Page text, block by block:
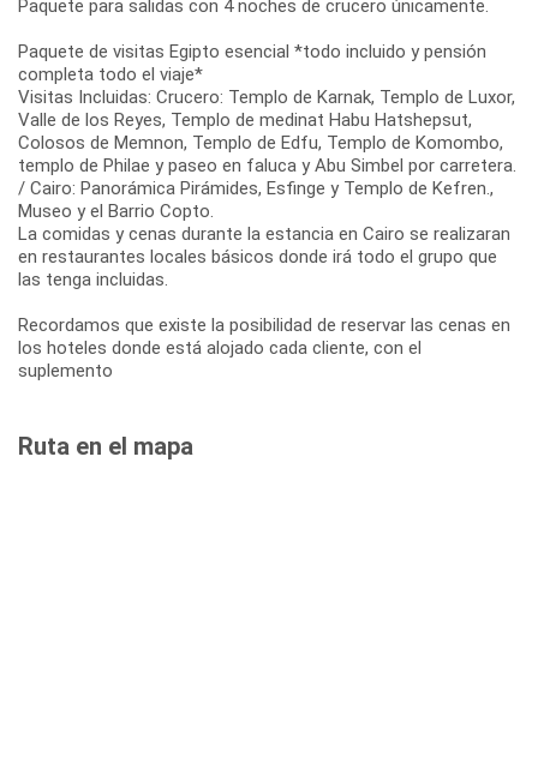
Paquete para salidas con 4 noches de crucero únicamente.
Paquete de visitas Egipto esencial *todo incluido y pensión
completa todo el viaje*
Visitas Incluidas: Crucero: Templo de Karnak, Templo de Luxor,
Valle de los Reyes, Templo de medinat Habu Hatshepsut,
Colosos de Memnon, Templo de Edfu, Templo de Komombo,
templo de Philae y paseo en faluca y Abu Simbel por carretera.
/ Cairo: Panorámica Pirámides, Esfinge y Templo de Kefren.,
Museo y el Barrio Copto.
La comidas y cenas durante la estancia en Cairo se realizaran
en restaurantes locales básicos donde irá todo el grupo que
las tenga incluidas.
Recordamos que existe la posibilidad de reservar las cenas en
los hoteles donde está alojado cada cliente, con el
suplemento
Ruta en el mapa